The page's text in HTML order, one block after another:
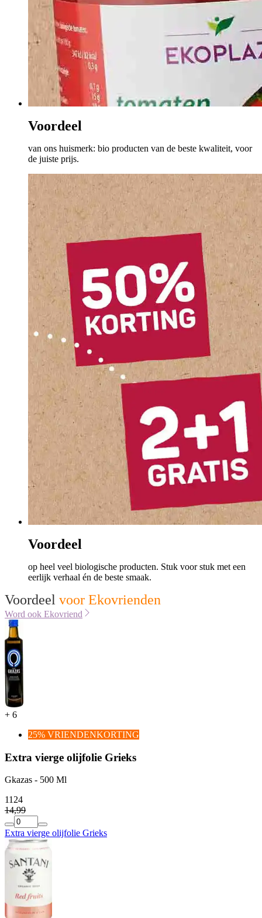
Voordeel
van ons huismerk: bio producten van de beste kwaliteit, voor
de juiste prijs.
Voordeel
op heel veel biologische producten. Stuk voor stuk met een
eerlijk verhaal én de beste smaak.
Voordeel voor Ekovrienden
Word ook Ekovriend
+ 6
25% VRIENDENKORTING
Extra vierge olijfolie Grieks
Gkazas - 500 Ml
1124
14,99
Extra vierge olijfolie Grieks